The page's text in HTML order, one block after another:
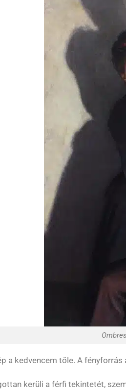
a kedvencem tőle. A
kerüli a férfi tekintetét,